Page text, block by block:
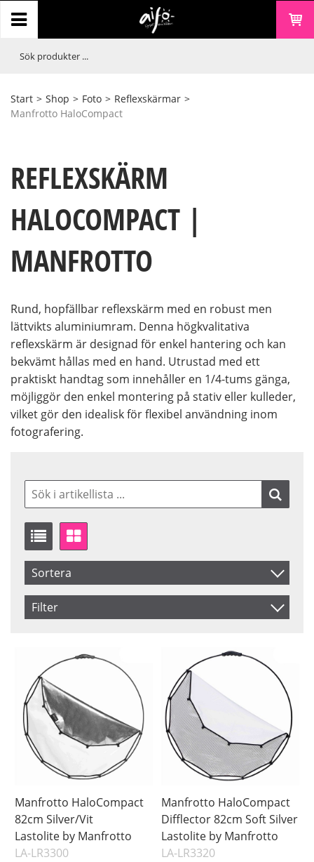
Start > Shop > Foto > Reflexskärmar >
Manfrotto HaloCompact
REFLEXSKÄRM
HALOCOMPACT |
MANFROTTO
Rund, hopfällbar reflexskärm med en robust men
lättvikts aluminiumram. Denna högkvalitativa
reflexskärm är designad för enkel hantering och kan
bekvämt hållas med en hand. Utrustad med ett
praktiskt handtag som innehåller en 1/4-tums gänga,
möjliggör den enkel montering på stativ eller kulleder,
vilket gör den idealisk för flexibel användning inom
fotografering.
Sortera
Artikelkod
Filter
Pris
82 cm
98 cm
Silver/Vit
Soft Silver
Vit
Ej i lager
Manfrotto HaloCompact
82cm Silver/Vit
Lastolite by Manfrotto
LA-LR3300
Manfrotto HaloCompact
Difflector 82cm Soft Silver
Lastolite by Manfrotto
LA-LR3320